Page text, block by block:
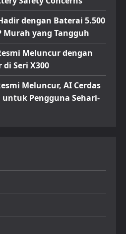
dengan Baterai 5.500
Murah yang Tangguh
Meluncur dengan
di Seri X300
Meluncur, AI Cerdas
Pengguna Sehari-